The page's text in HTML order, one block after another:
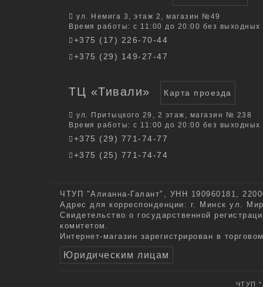
ул. Немига 3, этаж 2, магазин №49
Время работы: с 11:00 до 20:00 без выходных
+375 (17) 226-70-44
+375 (29) 149-27-47
ТЦ «Тивали» Карта проезда
ул. Притыцкого 29, 2 этаж, магазин № 238
Время работы: с 11:00 до 20:00 без выходных
+375 (29) 771-74-77
+375 (25) 771-74-74
ЧТУП "Алианна-Галант", УНН 190960181,
Адрес для корреспонденции: г. Минск ул.
Свидетельство о государственной
комитетом.
Интернет-магазин зарегистрирован в
Юридическим лицам
ЧТУП